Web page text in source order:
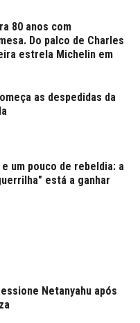
80 anos com
Do palco de Charles
estrela Michelin em
as despedidas da
um pouco de rebeldia: a
está a ganhar
Netanyahu após